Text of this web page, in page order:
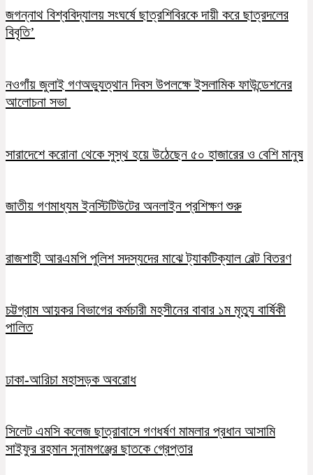
জগন্নাথ বিশ্ববিদ্যালয় সংঘর্ষে ছাত্রশিবিরকে দায়ী করে ছাত্রদলের
বিবৃতি’
নওগাঁয় জুলাই গণঅভ্যুত্থান দিবস উপলক্ষে ইসলামিক ফাউন্ডেশনের
আলোচনা সভা
সারাদেশে করোনা থেকে সুস্থ হয়ে উঠেছেন ৫০ হাজারের ও বেশি মানুষ
জাতীয় গণমাধ্যম ইনস্টিটিউটের অনলাইন প্রশিক্ষণ শুরু
রাজশাহী আরএমপি পুলিশ সদস্যদের মাঝে ট্যাকটিক্যাল বেল্ট বিতরণ
চট্টগ্রাম আয়কর বিভাগের কর্মচারী মহসীনের বাবার ১ম মৃত্যু বার্ষিকী
পালিত
ঢাকা-আরিচা মহাসড়ক অবরোধ
সিলেট এমসি কলেজ ছাত্রাবাসে গণধর্ষণ মামলার প্রধান আসামি
সাইফুর রহমান সুনামগঞ্জের ছাতকে গ্রেপ্তার